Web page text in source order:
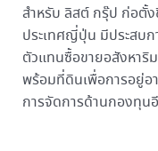
สำหรับ ลิสต์ กรุ๊ป ก่อตั้
ประเทศญี่ปุ่น มีประสบ
ตัวแทนซื้อขายอสังหา
พร้อมที่ดินเพื่อการอยู่อ
การจัดการด้านกองทุน